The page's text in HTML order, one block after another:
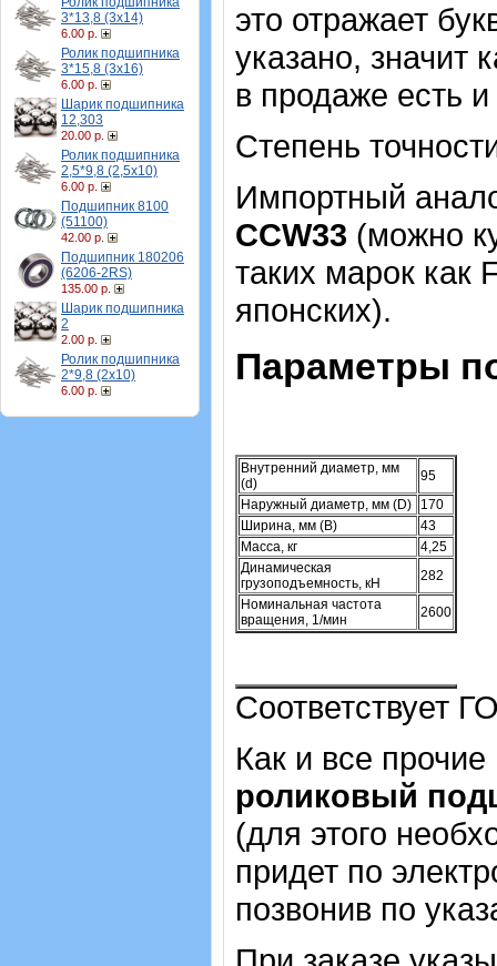
3*13,8 (3х14)
6.00 р.
Ролик подшипника
3*15,8 (3х16)
6.00 р.
Шарик подшипника
12,303
20.00 р.
Ролик подшипника
2,5*9,8 (2,5х10)
6.00 р.
Подшипник 8100
(51100)
42.00 р.
Подшипник 180206
(6206-2RS)
135.00 р.
Шарик подшипника
2
2.00 р.
Ролик подшипника
2*9,8 (2х10)
6.00 р.
это отражает
указано, значит
в продаже есть
Степень
Импортный
СCW33 (можно
таких марок как
японских).
Параметры
Внутренний диаметр, мм
(d)
95
Наружный диаметр, мм (D)
170
Ширина, мм (B)
43
Масса, кг
4,25
Динамическая
грузоподъемность, кН
282
Номинальная частота
вращения, 1/мин
2600
Соответствует
Как и все
роликовый
(для этого
придет по
позвонив по